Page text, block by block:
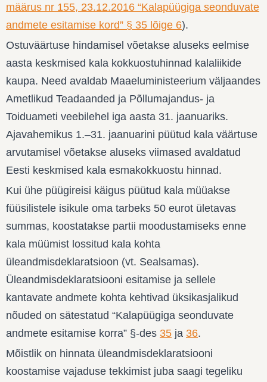
määrus nr 155, 23.12.2016 “Kalapüügiga seonduvate
andmete esitamise kord” § 35 lõige 6).
Ostuväärtuse hindamisel võetakse aluseks eelmise
aasta keskmised kala kokkuostuhinnad kalaliikide
kaupa. Need avaldab Maaeluministeerium väljaandes
Ametlikud Teadaanded ja Põllumajandus- ja
Toiduameti veebilehel iga aasta 31. jaanuariks.
Ajavahemikus 1.–31. jaanuarini püütud kala väärtuse
arvutamisel võetakse aluseks viimased avaldatud
Eesti keskmised kala esmakokkuostu hinnad.
Kui ühe püügireisi käigus püütud kala müüakse
füüsilistele isikule oma tarbeks 50 eurot ületavas
summas, koostatakse partii moodustamiseks enne
kala müümist lossitud kala kohta
üleandmisdeklaratsioon (vt. Sealsamas).
Üleandmisdeklaratsiooni esitamise ja sellele
kantavate andmete kohta kehtivad üksikasjalikud
nõuded on sätestatud “Kalapüügiga seonduvate
andmete esitamise korra” §-des 35 ja 36.
Mõistlik on hinnata üleandmisdeklaratsiooni
koostamise vajaduse tekkimist juba saagi tegeliku